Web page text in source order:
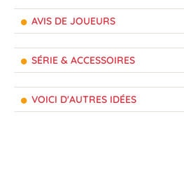
AVIS DE JOUEURS
SÉRIE & ACCESSOIRES
VOICI D'AUTRES IDÉES